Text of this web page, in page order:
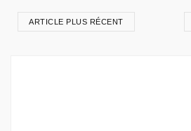
ARTICLE PLUS RÉCENT